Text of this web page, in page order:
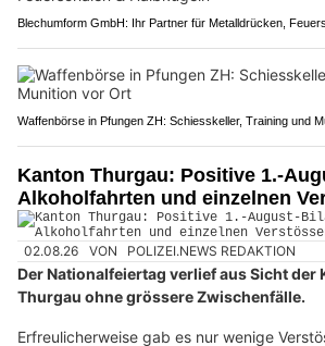
Blechumform GmbH: Ihr Partner für Metalldrücken,
Waffenbörse in Pfungen ZH: Schiesskeller, Training und
Kanton Thurgau: Positive 1.-
Alkoholfahrten und einzelnen
02.08.26 VON POLIZEI.NEWS REDAKTION
Der Nationalfeiertag verlief aus Sicht der
Thurgau ohne grössere Zwischenfälle.
Erfreulicherweise gab es nur wenige